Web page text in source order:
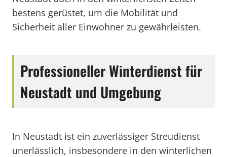
bestens gerüstet, um die Mobilität und
Sicherheit aller Einwohner zu gewährleisten.
Professioneller Winterdienst für
Neustadt und Umgebung
In Neustadt ist ein zuverlässiger Streudienst
unerlässlich, insbesondere in den winterlichen